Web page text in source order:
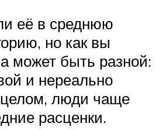
её в среднюю
но как вы
может быть разной:
и нереально
люди чаще
расценки.